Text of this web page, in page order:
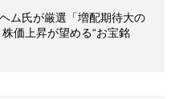
ム氏が厳選「増配期待大の
価上昇が望める“お宝銘